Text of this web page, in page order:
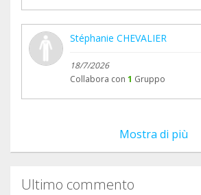
Stéphanie CHEVALIER
18/7/2026
Collabora con 1 Gruppo
Mostra di più
Ultimo commento